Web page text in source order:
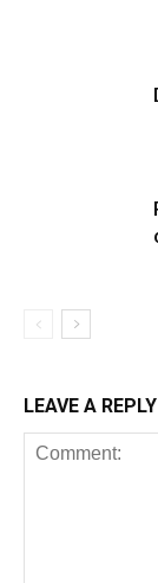
LEAVE A REPLY